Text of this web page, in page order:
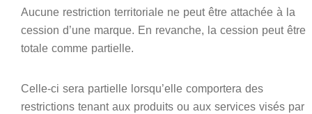
Aucune restriction territoriale ne peut être attachée à la
cession d’une marque. En revanche, la cession peut être
totale comme partielle.
Celle-ci sera partielle lorsqu’elle comportera des
restrictions tenant aux produits ou aux services visés par